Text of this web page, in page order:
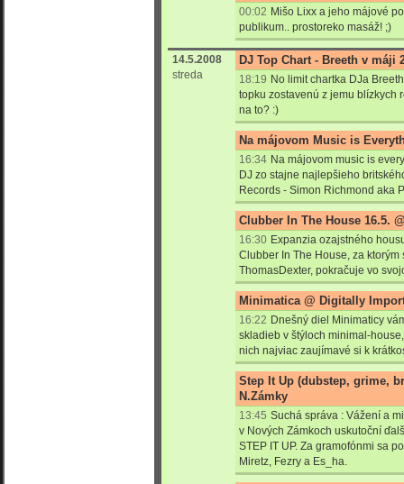
00:02 Mišo Lixx a jeho májové
publikum.. prostoreko masáž! ;)
14.5.2008
streda
DJ Top Chart - Breeth v máji
18:19 No limit chartka DJa
topku zostavenú z jemu blízkych
na to? :)
Na májovom Music is
16:34 Na májovom music is
DJ zo stajne najlepšieho
Records - Simon Richmond aka
Clubber In The House 16.5.
16:30 Expanzia ozajstného
Clubber In The House, za
ThomasDexter, pokračuje vo
Minimatica @ Digitally
16:22 Dnešný diel Minimaticy
skladieb v štýloch minimal-
nich najviac zaujímavé si k
Step It Up (dubstep, grime,
N.Zámky
13:45 Suchá správa : Vážení a
v Nových Zámkoch uskutoční
STEP IT UP. Za gramofónmi sa
Miretz, Fezry a Es_ha.